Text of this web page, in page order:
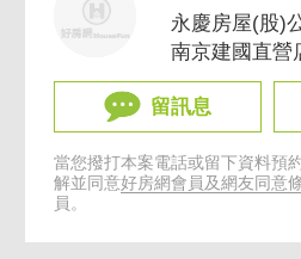
永慶房屋(股)
南京建國直營
留訊息
當您撥打本案電話或留下資料預
解並同意好房網會員及網友同意
員。